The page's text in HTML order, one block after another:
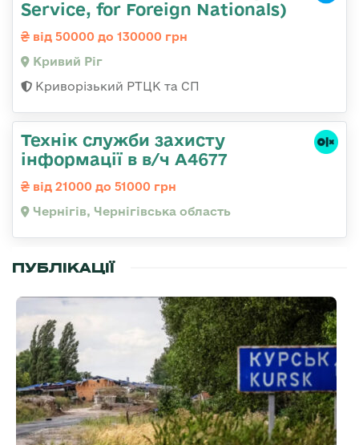
Service, for Foreign Nationals)
від 50000 до 130000 грн
Кривий Ріг
Криворізький РТЦК та СП
Технік служби захисту
інформації в в/ч А4677
від 21000 до 51000 грн
Чернігів, Чернігівська область
ПУБЛІКАЦІЇ